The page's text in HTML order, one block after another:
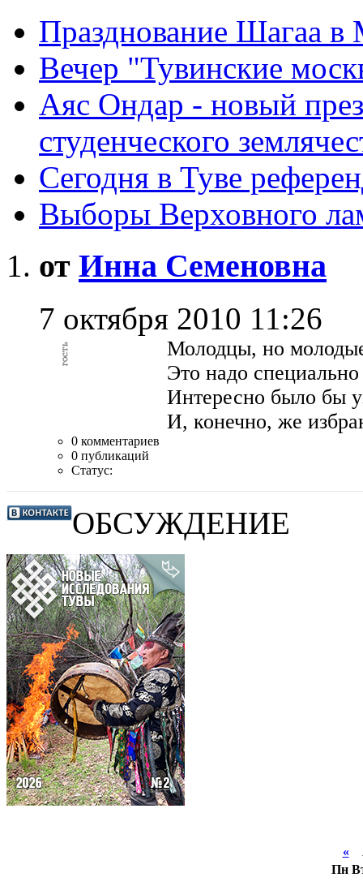
Празднование Шагаа в
Вечер "Тувинские
Аяс Ондар - новый
студенческого
Сегодня в Туве
Выборы Верховного
от Инна Семеновна
7 октября 2010 11:26
Молодцы, но
Это надо специально
Интересно было бы
И, конечно, же
0 комментариев
0 публикаций
Статус:
ОБСУЖДЕНИЕ
«
Пн